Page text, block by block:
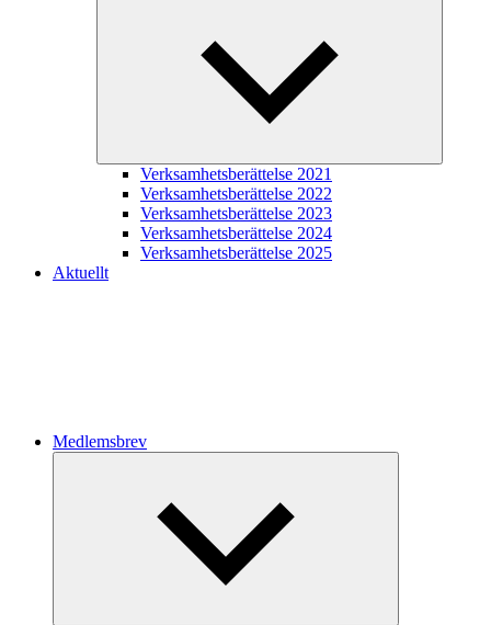
Verksamhetsberättelse 2021
Verksamhetsberättelse 2022
Verksamhetsberättelse 2023
Verksamhetsberättelse 2024
Verksamhetsberättelse 2025
Aktuellt
Medlemsbrev